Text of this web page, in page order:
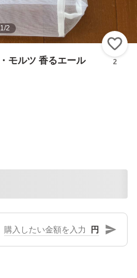
1/2
モルツ 香るエール
2
円